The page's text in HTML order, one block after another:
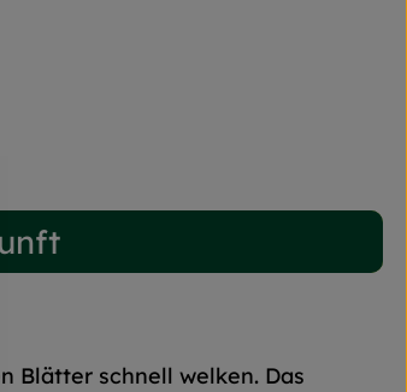
Blätter schnell welken. Das